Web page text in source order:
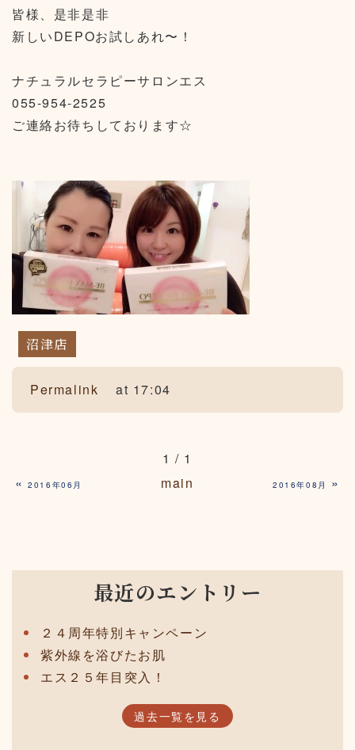
皆様、是非是非
新しいDEPOお試しあれ〜！
ナチュラルセラピーサロンエス
055-954-2525
ご連絡お待ちしております☆
沼津店
Permalink at 17:04
1 / 1
«2016年06月 main 2016年08月 »
最近のエントリー
２４周年特別キャンペーン
紫外線を浴びたお肌
エス２５年目突入！
過去一覧を見る